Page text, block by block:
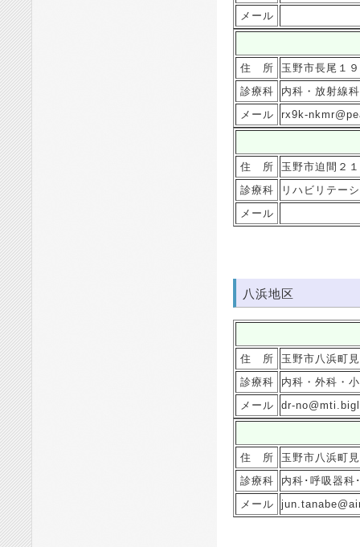
メール
住 所
玉野市長尾１
診療科
内科・放射線科
メール
rx9k-
住 所
玉野市迫間２
診療科
リハビリテー
メール
八浜地区
住 所
玉野市八浜町
診療科
内科・外科・
メール
dr-
住 所
玉野市八浜町
診療科
内科･呼吸器科
メール